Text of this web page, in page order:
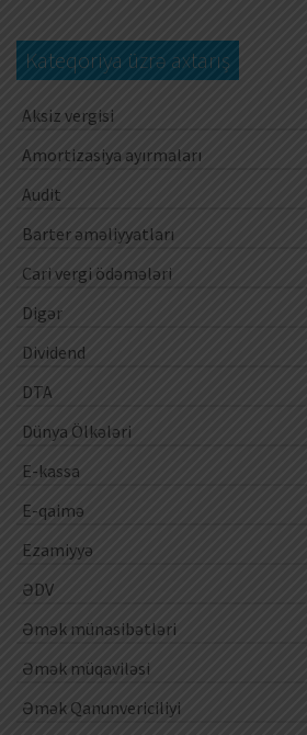
Kateqoriya üzrə axtarış
Aksiz vergisi
Amortizasiya ayırmaları
Audit
Barter əməliyyatları
Cari vergi ödəmələri
Digər
Dividend
DTA
Dünya Ölkələri
E-kassa
E-qaimə
Ezamiyyə
ƏDV
Əmək münasibətləri
Əmək müqaviləsi
Əmək Qanunvericiliyi